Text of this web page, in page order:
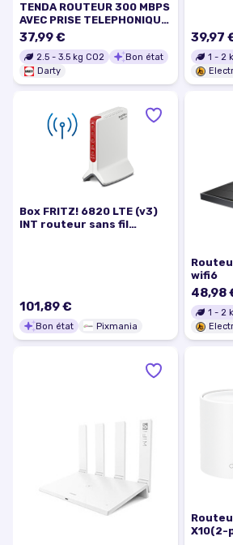
TENDA ROUTEUR 300 MBPS
AVEC PRISE TELEPHONIQUE
VOLTE 4G
37,99 €
2.5 - 3.5 kg CO2
Bon état
Darty
39,97
1 - 2
Box FRITZ! 6820 LTE (v3)
INT routeur sans fil
101,89 €
Bon état Pixmania
wifi6
48,98
1 - 2
X10(2-